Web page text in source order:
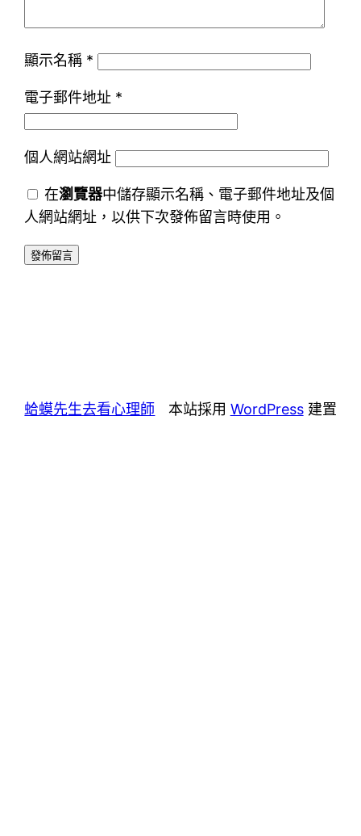
顯示名稱 *
電子郵件地址 *
個人網站網址
在瀏覽器中儲存顯示名稱、電子郵件地址及個
人網站網址，以供下次發佈留言時使用。
蛤蟆先生去看心理師 本站採用 WordPress建置